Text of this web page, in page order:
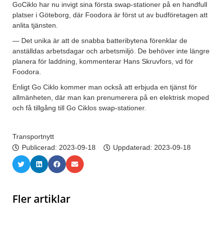
GoCiklo har nu invigt sina första swap-stationer på en handfull
platser i Göteborg, där Foodora är först ut av budföretagen att
anlita tjänsten.
— Det unika är att de snabba batteribytena förenklar de
anställdas arbetsdagar och arbetsmiljö. De behöver inte längre
planera för laddning, kommenterar Hans Skruvfors, vd för
Foodora.
Enligt Go Ciklo kommer man också att erbjuda en tjänst för
allmänheten, där man kan prenumerera på en elektrisk moped
och få tillgång till Go Ciklos swap-stationer.
Transportnytt
Publicerad: 2023-09-18 Uppdaterad: 2023-09-18
Fler artiklar